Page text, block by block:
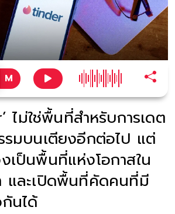
ไม่ใช่พื้นที่สำหรับการเดต
รมบนเตียงอีกต่อไป แต่
เป็นพื้นที่แห่งโอกาสใน
และเปิดพื้นที่คัดคนที่มี
นได้